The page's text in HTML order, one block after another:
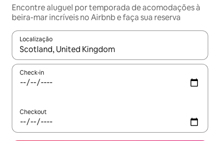
Encontre aluguel por temporada de acomodações à
beira-mar incríveis no Airbnb e faça sua reserva
Localização
Quando os resultados estiverem disponíveis, explore-os
Check-in
Checkout